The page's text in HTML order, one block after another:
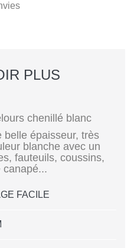
PLUS
chenillé blanc
belle épaisseur, très
blanche avec un
fauteuils, coussins,
canapé...
FACILE